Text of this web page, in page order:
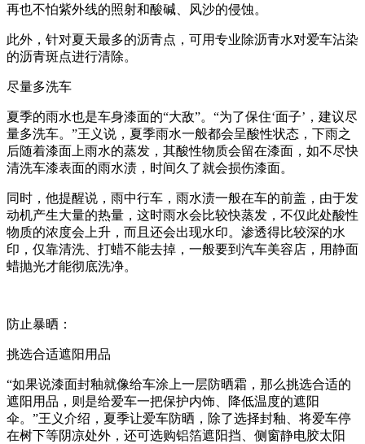
再也不怕紫外线的照射和酸碱、风沙的侵蚀。
此外，针对夏天最多的沥青点，可用专业除沥青水对爱车沾染
的沥青斑点进行清除。
尽量多洗车
夏季的雨水也是车身漆面的“大敌”。“为了保住‘面子’，建议尽
量多洗车。”王义说，夏季雨水一般都会呈酸性状态，下雨之
后随着漆面上雨水的蒸发，其酸性物质会留在漆面，如不尽快
清洗车漆表面的雨水渍，时间久了就会损伤漆面。
同时，他提醒说，雨中行车，雨水渍一般在车的前盖，由于发
动机产生大量的热量，这时雨水会比较快蒸发，不仅此处酸性
物质的浓度会上升，而且还会出现水印。渗透得比较深的水
印，仅靠清洗、打蜡不能去掉，一般要到汽车美容店，用静面
蜡抛光才能彻底洗净。
防止暴晒：
挑选合适遮阳用品
“如果说漆面封釉就像给车涂上一层防晒霜，那么挑选合适的
遮阳用品，则是给爱车一把保护内饰、降低温度的遮阳
伞。”王义介绍，夏季让爱车防晒，除了选择封釉、将爱车停
在树下等阴凉处外，还可选购铝箔遮阳挡、侧窗静电胶太阳